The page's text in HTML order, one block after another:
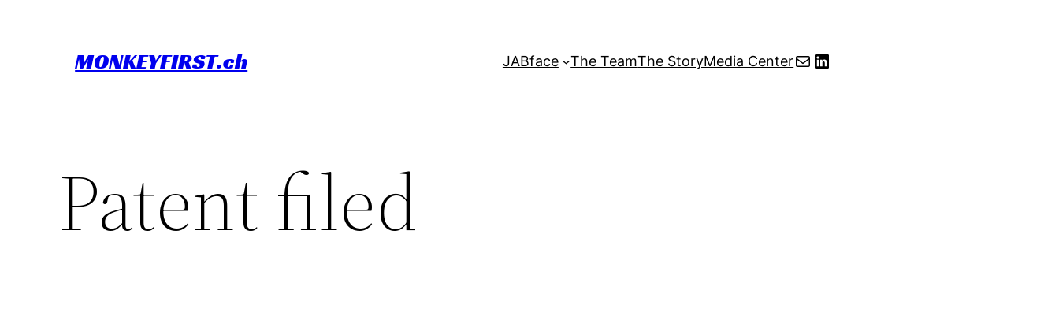
MONKEYFIRST.ch JABface The TeamThe StoryMedia CenterMailLinkedIn
Patent filed